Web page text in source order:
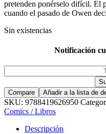
pretenden ponérselo difícil. El
cuando el pasado de Owen
Sin existencias
Notificación
Compare Añadir a la lista de
SKU: 9788419626950
Comics / Libros
Descripción